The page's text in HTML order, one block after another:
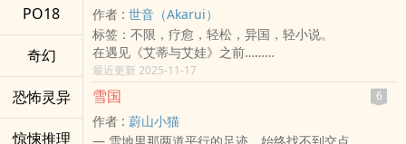
PO18
奇幻
恐怖灵异
惊悚推理
作者 : 世音（Akarui）
标签：不限，疗愈，轻松，异国，轻小说。
在遇见《艾蒂与艾娃》之前……
在写这篇短篇故事时，其实并没有特别设定国家的背
景、历史，以及时空。
对我来说这样会比较有利于我的创作，以及有效掌控篇
幅长度，所以如果是希望知道本篇故事的世界观与背
最近更新 2025-11-17
雪国 6
作者 : 蔚山小猫